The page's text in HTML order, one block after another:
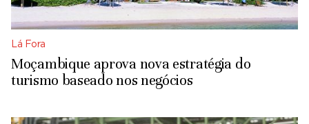
Lá Fora
Moçambique aprova nova estratégia do
turismo baseado nos negócios